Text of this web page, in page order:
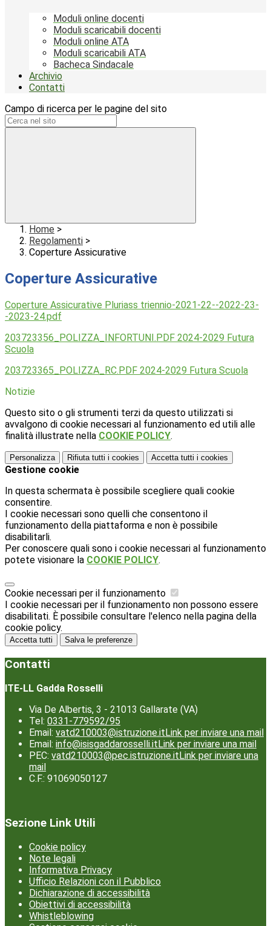
Moduli online docenti
Moduli scaricabili docenti
Moduli online ATA
Moduli scaricabili ATA
Bacheca Sindacale
Archivio
Contatti
Campo di ricerca per le pagine del sito
Home >
Regolamenti >
Coperture Assicurative
Coperture Assicurative
Coperture Assicurative Pluriass triennio-2021-22--2022-23-
-2023-24.pdf
203723356_POLIZZA_INFORTUNI.PDF 2024-2029 Futura
Scuola
203723365_POLIZZA_RC.PDF 2024-2029 Futura Scuola
Notizie
Questo sito o gli strumenti terzi da questo utilizzati si
avvalgono di cookie necessari al funzionamento ed utili alle
finalità illustrate nella COOKIE POLICY.
Personalizza Rifiuta tutti i cookies Accetta tutti i cookies
Gestione cookie
In questa schermata è possibile scegliere quali cookie
consentire.
I cookie necessari sono quelli che consentono il
funzionamento della piattaforma e non è possibile
disabilitarli.
Per conoscere quali sono i cookie necessari al funzionamento
potete visionare la COOKIE POLICY.
Cookie necessari per il funzionamento
I cookie necessari per il funzionamento non possono essere
disabilitati. È possibile consultare l'elenco nella pagina della
cookie policy.
Accetta tutti Salva le preferenze
Contatti
ITE-LL Gadda Rosselli
Via De Albertis, 3 - 21013 Gallarate (VA)
Tel: 0331-779592/95
Email: vatd210003@istruzione.itLink per inviare una mail
Email: info@isisgaddarosselli.itLink per inviare una mail
PEC: vatd210003@pec.istruzione.itLink per inviare una
mail
C.F.: 91069050127
Sezione Link Utili
Cookie policy
Note legali
Informativa Privacy
Ufficio Relazioni con il Pubblico
Dichiarazione di accessibilità
Obiettivi di accessibilità
Whistleblowing